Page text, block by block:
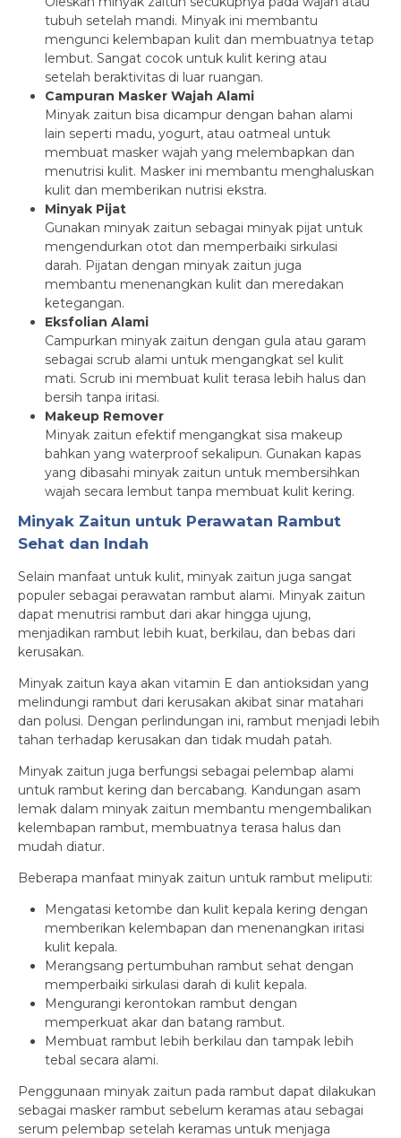
tubuh setelah mandi. Minyak ini membantu
mengunci kelembapan kulit dan membuatnya tetap
lembut. Sangat cocok untuk kulit kering atau
setelah beraktivitas di luar ruangan.
Campuran Masker Wajah Alami
Minyak zaitun bisa dicampur dengan bahan alami
lain seperti madu, yogurt, atau oatmeal untuk
membuat masker wajah yang melembapkan dan
menutrisi kulit. Masker ini membantu menghaluskan
kulit dan memberikan nutrisi ekstra.
Minyak Pijat
Gunakan minyak zaitun sebagai minyak pijat untuk
mengendurkan otot dan memperbaiki sirkulasi
darah. Pijatan dengan minyak zaitun juga
membantu menenangkan kulit dan meredakan
ketegangan.
Eksfolian Alami
Campurkan minyak zaitun dengan gula atau garam
sebagai scrub alami untuk mengangkat sel kulit
mati. Scrub ini membuat kulit terasa lebih halus dan
bersih tanpa iritasi.
Makeup Remover
Minyak zaitun efektif mengangkat sisa makeup
bahkan yang waterproof sekalipun. Gunakan kapas
yang dibasahi minyak zaitun untuk membersihkan
wajah secara lembut tanpa membuat kulit kering.
Minyak Zaitun untuk Perawatan Rambut
Sehat dan Indah
Selain manfaat untuk kulit, minyak zaitun juga sangat
populer sebagai perawatan rambut alami. Minyak zaitun
dapat menutrisi rambut dari akar hingga ujung,
menjadikan rambut lebih kuat, berkilau, dan bebas dari
kerusakan.
Minyak zaitun kaya akan vitamin E dan antioksidan yang
melindungi rambut dari kerusakan akibat sinar matahari
dan polusi. Dengan perlindungan ini, rambut menjadi lebih
tahan terhadap kerusakan dan tidak mudah patah.
Minyak zaitun juga berfungsi sebagai pelembap alami
untuk rambut kering dan bercabang. Kandungan asam
lemak dalam minyak zaitun membantu mengembalikan
kelembapan rambut, membuatnya terasa halus dan
mudah diatur.
Beberapa manfaat minyak zaitun untuk rambut meliputi:
Mengatasi ketombe dan kulit kepala kering dengan
memberikan kelembapan dan menenangkan iritasi
kulit kepala.
Merangsang pertumbuhan rambut sehat dengan
memperbaiki sirkulasi darah di kulit kepala.
Mengurangi kerontokan rambut dengan
memperkuat akar dan batang rambut.
Membuat rambut lebih berkilau dan tampak lebih
tebal secara alami.
Penggunaan minyak zaitun pada rambut dapat dilakukan
sebagai masker rambut sebelum keramas atau sebagai
serum pelembap setelah keramas untuk menjaga